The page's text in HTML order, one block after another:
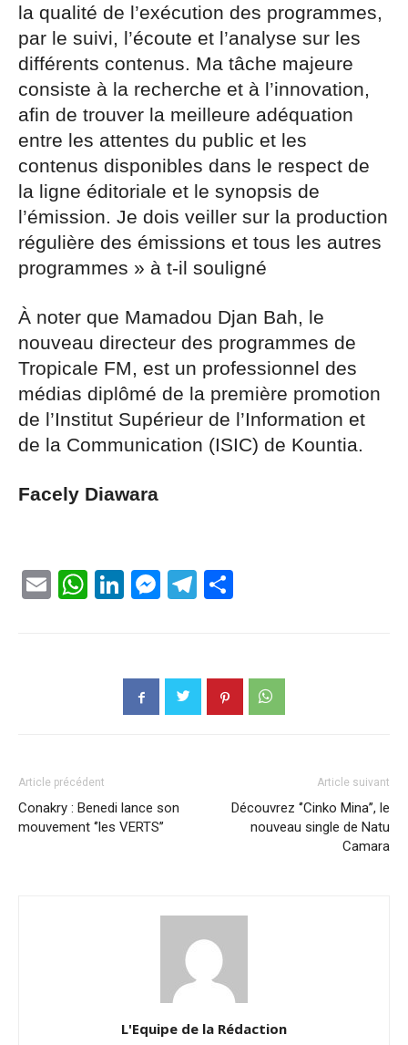
la qualité de l’exécution des programmes,
par le suivi, l’écoute et l’analyse sur les
différents contenus. Ma tâche majeure
consiste à la recherche et à l’innovation,
afin de trouver la meilleure adéquation
entre les attentes du public et les
contenus disponibles dans le respect de
la ligne éditoriale et le synopsis de
l’émission. Je dois veiller sur la production
régulière des émissions et tous les autres
programmes » à t-il souligné
À noter que Mamadou Djan Bah, le
nouveau directeur des programmes de
Tropicale FM, est un professionnel des
médias diplômé de la première promotion
de l’Institut Supérieur de l’Information et
de la Communication (ISIC) de Kountia.
Facely Diawara
EmailWhatsApp
LinkedIn
Messenger
Telegram
Article précédent
Conakry : Benedi lance son
mouvement ‘’les VERTS’’
Article suivant
Découvrez ‘’Cinko Mina’’, le
nouveau single de Natu
Camara
L'Equipe de la Rédaction